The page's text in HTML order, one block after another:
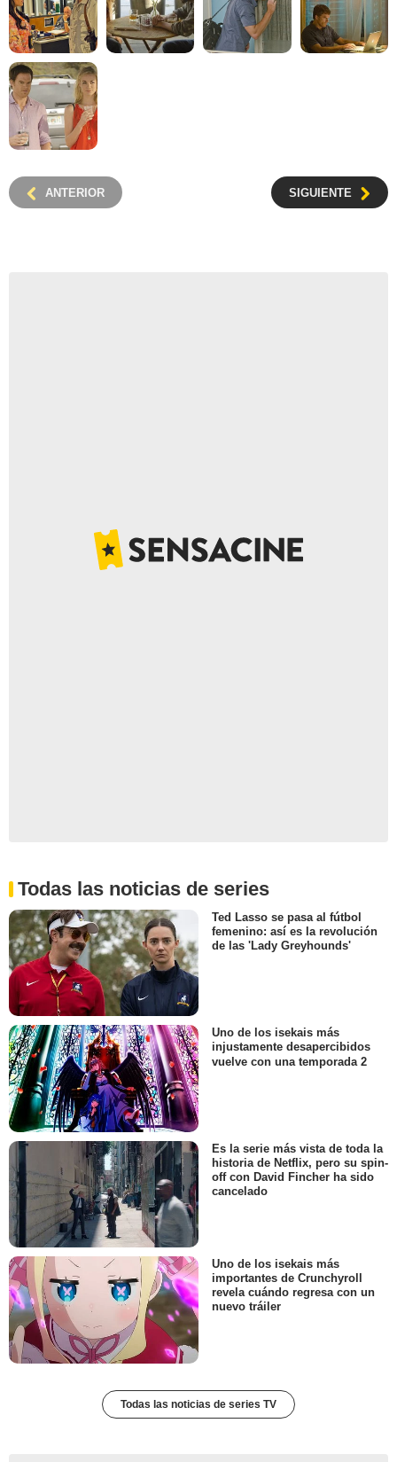
ANTERIOR SIGUIENTE
Todas las noticias de series
Ted Lasso se pasa al fútbol
femenino: así es la revolución
de las 'Lady Greyhounds'
Uno de los isekais más
injustamente desapercibidos
vuelve con una temporada 2
Es la serie más vista de toda la
historia de Netflix, pero su spin-
off con David Fincher ha sido
cancelado
Uno de los isekais más
importantes de Crunchyroll
revela cuándo regresa con un
nuevo tráiler
Todas las noticias de series TV